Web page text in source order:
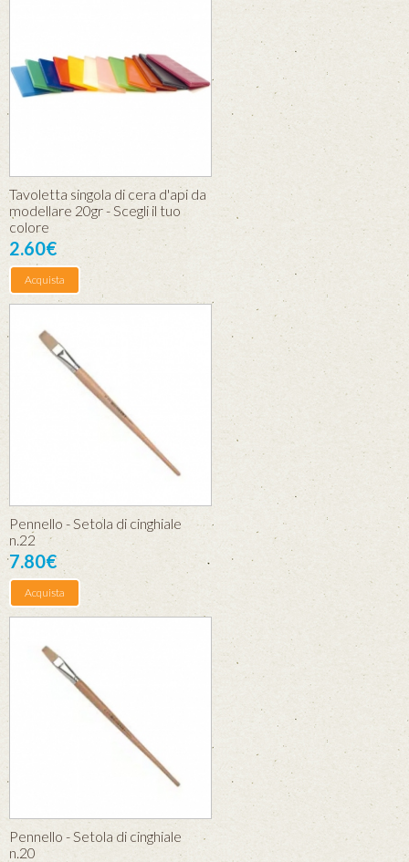
Tavoletta singola di cera d'api da
modellare 20gr - Scegli il tuo
colore
2.60€
Acquista
Pennello - Setola di cinghiale
n.22
7.80€
Acquista
Pennello - Setola di cinghiale
n.20